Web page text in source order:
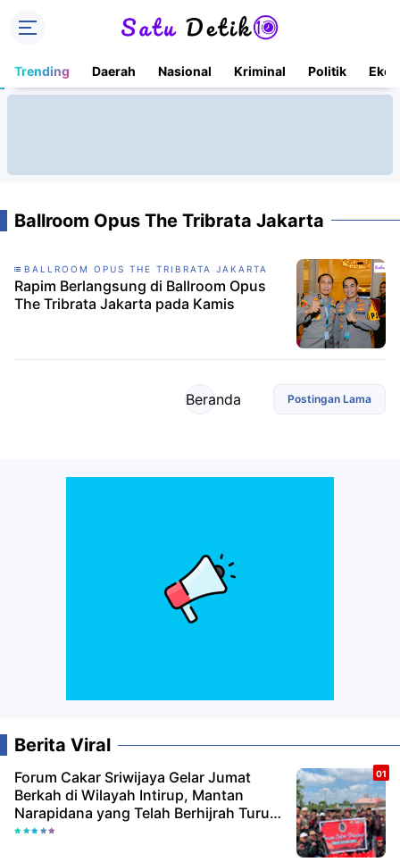
Trending Daerah Nasional Kriminal Politik
Ballroom Opus The Tribrata Jakarta
BALLROOM OPUS THE TRIBRATA JAKARTA
Rapim Berlangsung di Ballroom Opus
The Tribrata Jakarta pada Kamis
Postingan Lama
Beranda
Berita Viral
Forum Cakar Sriwijaya Gelar Jumat
Berkah di Wilayah Intirup, Mantan
Narapidana yang Telah Berhijrah Turut
Berbagi Kebaikan